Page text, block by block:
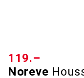
Noreve
CHF
119.–